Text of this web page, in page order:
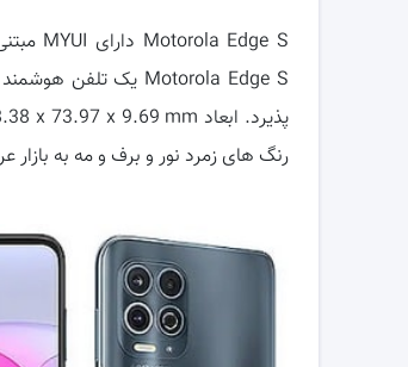
رنگ های زمرد نور و برف و مه به